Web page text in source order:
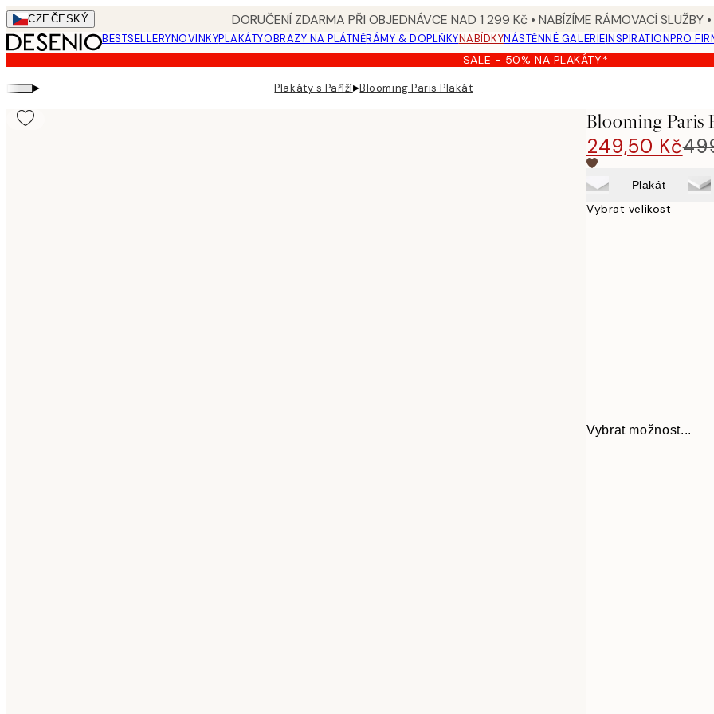
Skip
to
main
content.
CZEČESKÝ DORUČENÍ ZDARMA PŘI OBJEDNÁVCE NAD 1 299 Kč • NABÍZÍME RÁMOVACÍ SLUŽBY
BESTSELLERYNOVINKYPLAKÁTYOBRAZY NA PLÁTNĚRÁMY & DOPLŇKYNABÍDKYNÁSTĚNNÉ GALERIEINSPIRATIONPRO
SALE - 50% NA PLAKÁTY*
▸ Plakáty s Paříží▸Blooming Paris Plakát
Blooming Paris
249,50 Kč
Plakát
Vybrat velikost
Vybrat možnost...